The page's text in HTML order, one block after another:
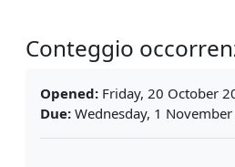
Conteggio
Opened: Friday, 20 October
Due: Wednesday, 1